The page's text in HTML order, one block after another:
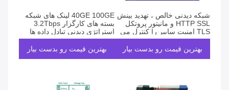
شبکه دیدنی خالص ، تهدید بینش
HTTP SSL و مانیتور پروتکل
TLS امنیت سایبر را کنترل می
کند
بهترین قیمت رو بدست بیار
40GE 100GE لینک های شبکه
بسته های کارگزار 3.2Tbps
استراتژی دیدنی تبادل داده ها
بهترین قیمت رو بدست بیار